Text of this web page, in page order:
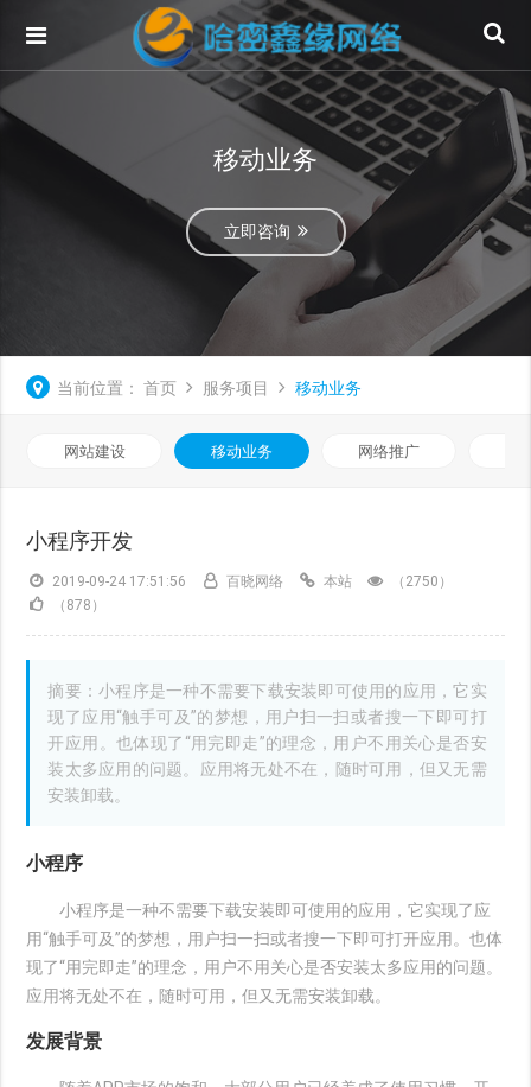
移动业务
立即咨询
当前位置： 首页 服务项目 移动业务
网站建设 移动业务 网络推广
小程序开发
2019-09-24 17:51:56 百晓网络 本站
（2750）
（878）
摘要：小程序是一种不需要下载安装即可使用的应用，它实
现了应用“触手可及”的梦想，用户扫一扫或者搜一下即可打
开应用。也体现了“用完即走”的理念，用户不用关心是否安
装太多应用的问题。应用将无处不在，随时可用，但又无需
安装卸载。
小程序
小程序是一种不需要下载安装即可使用的应用，它实现了应
用“触手可及”的梦想，用户扫一扫或者搜一下即可打开应用。也体
现了“用完即走”的理念，用户不用关心是否安装太多应用的问题。
应用将无处不在，随时可用，但又无需安装卸载。
发展背景